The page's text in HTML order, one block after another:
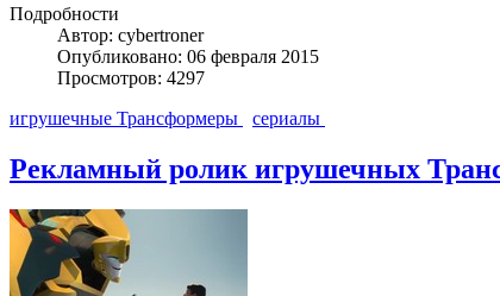
Подробности
Автор: cybertroner
Опубликовано: 06 февраля 2015
Просмотров: 4297
игрушечные Трансформеры
сериалы
Рекламный ролик игрушечных